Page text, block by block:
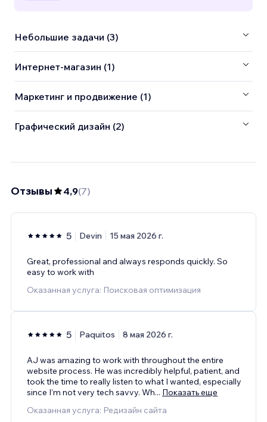
Небольшие задачи (3)
Интернет-магазин (1)
Маркетинг и продвижение (1)
Графический дизайн (2)
Отзывы 4,9(7)
5 Devin 15 мая 2026 г.
Great, professional and always responds quickly. So
easy to work with
Оказанная услуга: Поисковая оптимизация
5 Paquitos 8 мая 2026 г.
AJ was amazing to work with throughout the entire
website process. He was incredibly helpful, patient, and
took the time to really listen to what I wanted, especially
since I’m not very tech savvy. Wh... Показать еще
Оказанная услуга: Редизайн сайта